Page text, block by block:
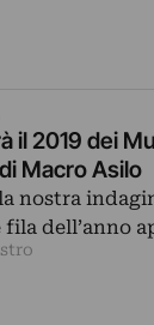
il 2019 dei
Macro Asilo
nostra
dell’anno